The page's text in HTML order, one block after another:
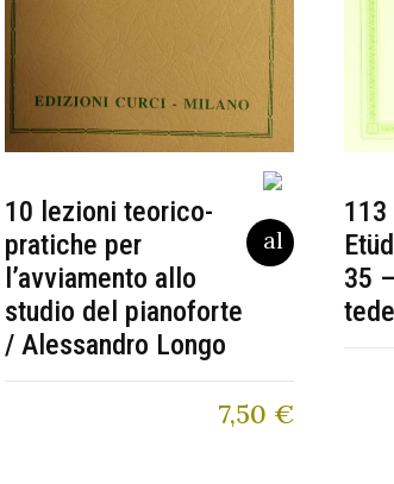
10 lezioni teorico-
pratiche per
l’avviamento allo
studio del pianoforte
/ Alessandro Longo
7,50 €
35